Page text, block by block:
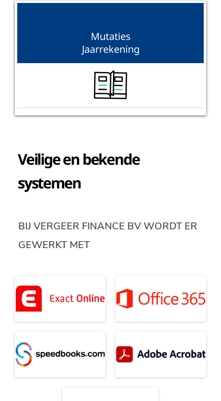
Mutaties
Jaarrekening
Veilige en bekende
systemen
BIJ VERGEER FINANCE BV WORDT ER
GEWERKT MET